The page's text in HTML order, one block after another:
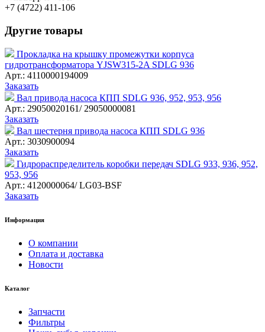
+7 (4722) 411-106
Другие товары
Прокладка на крышку промежутки корпуса
гидротрансформатора YJSW315-2A SDLG 936
Арт.: 4110000194009
Заказать
Вал привода насоса КПП SDLG 936, 952, 953, 956
Арт.: 29050020161/ 29050000081
Заказать
Вал шестерня привода насоса КПП SDLG 936
Арт.: 3030900094
Заказать
Гидрораспределитель коробки передач SDLG 933, 936, 952,
953, 956
Арт.: 4120000064/ LG03-BSF
Заказать
Информация
О компании
Оплата и доставка
Новости
Каталог
Запчасти
Фильтры